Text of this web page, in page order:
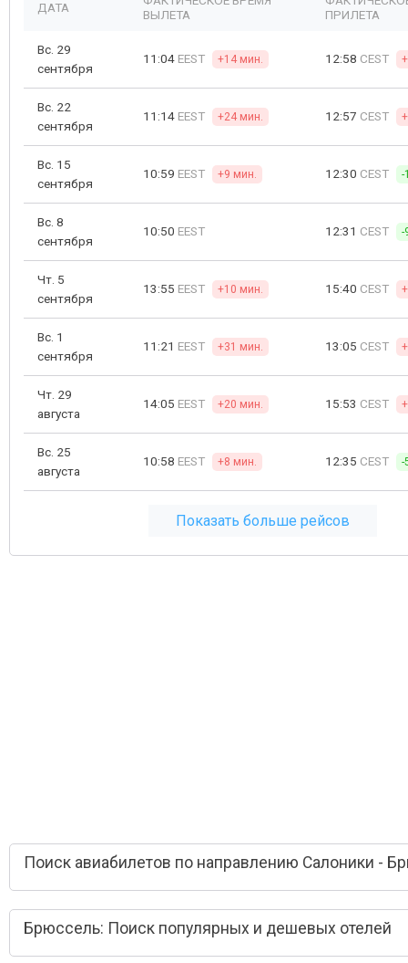
ДАТА
ВЫЛЕТА
ПРИЛЕТА
Вс. 29
сентября
11:04 EEST +14 мин. 12:58 CEST
Вс. 22
сентября
11:14 EEST +24 мин. 12:57 CEST
Вс. 15
сентября
10:59 EEST +9 мин. 12:30 CEST -
Вс. 8
сентября
10:50 EEST 12:31 CEST -
Чт. 5
сентября
13:55 EEST +10 мин. 15:40 CEST
Вс. 1
сентября
11:21 EEST +31 мин. 13:05 CEST
Чт. 29
августа
14:05 EEST +20 мин. 15:53 CEST
Вс. 25
августа
10:58 EEST +8 мин. 12:35 CEST -
Показать больше рейсов
Поиск авиабилетов по направлению Салоники -
Брюссель: Поиск популярных и дешевых отелей